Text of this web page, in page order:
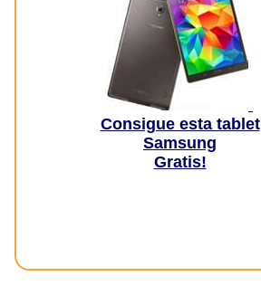
Consigue esta tablet
Samsung
Gratis!